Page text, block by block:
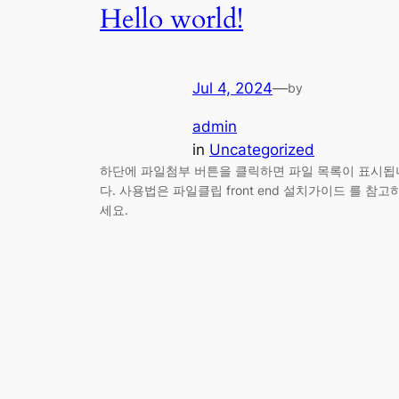
Hello world!
Jul 4, 2024—by
admin
in Uncategorized
하단에 파일첨부 버튼을 클릭하면 파일 목록이 표시됩
다. 사용법은 파일클립 front end 설치가이드 를 참고
세요.